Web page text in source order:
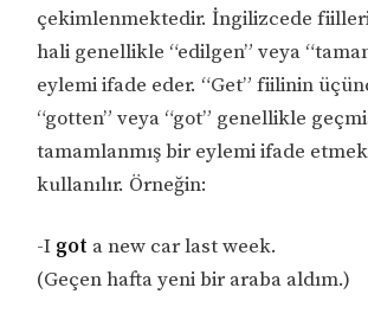
çekimlenmektedir. İngilizcede
hali genellikle “edilgen” veya
eylemi ifade eder. “Get” fiilinin
“gotten” veya “got” genellikle
tamamlanmış bir eylemi ifade
kullanılır. Örneğin:
-I got a new car last week.
(Geçen hafta yeni bir araba aldım.)